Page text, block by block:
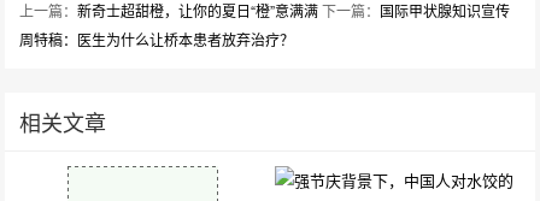
上一篇：新奇士超甜橙，让你的夏日“橙”意满满下一篇： 国际甲状腺知识宣传
周特稿：医生为什么让桥本患者放弃治疗？
相关文章